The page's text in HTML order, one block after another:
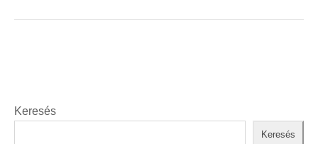
Keresés
Keresés